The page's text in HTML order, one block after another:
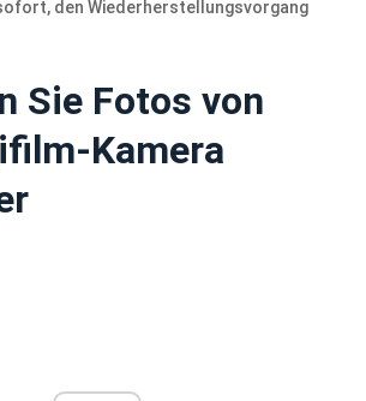
den Wiederherstellungsvorgang
Sie Fotos von
Kamera